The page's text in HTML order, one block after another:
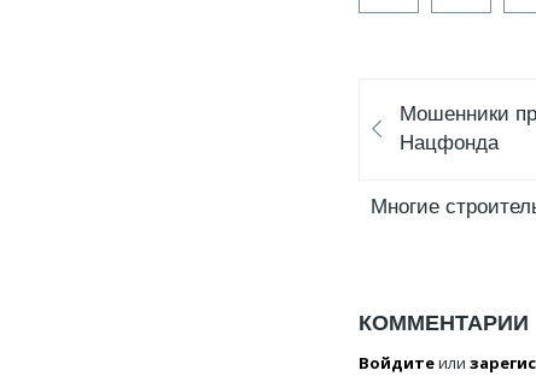
Мошенники
Нацфонда
Многие
КОММЕНТАРИИ
Войдитеили